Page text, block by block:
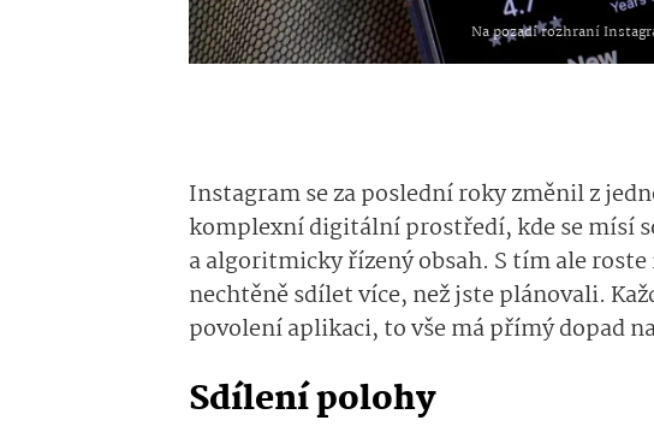
Na pozadí rozhraní
Instagram se za poslední roky změnil z
komplexní digitální prostředí, kde se mísí
a algoritmicky řízený obsah. S tím ale
nechtěně sdílet více, než jste plánovali.
povolení aplikaci, to vše má přímý dopad
Sdílení polohy